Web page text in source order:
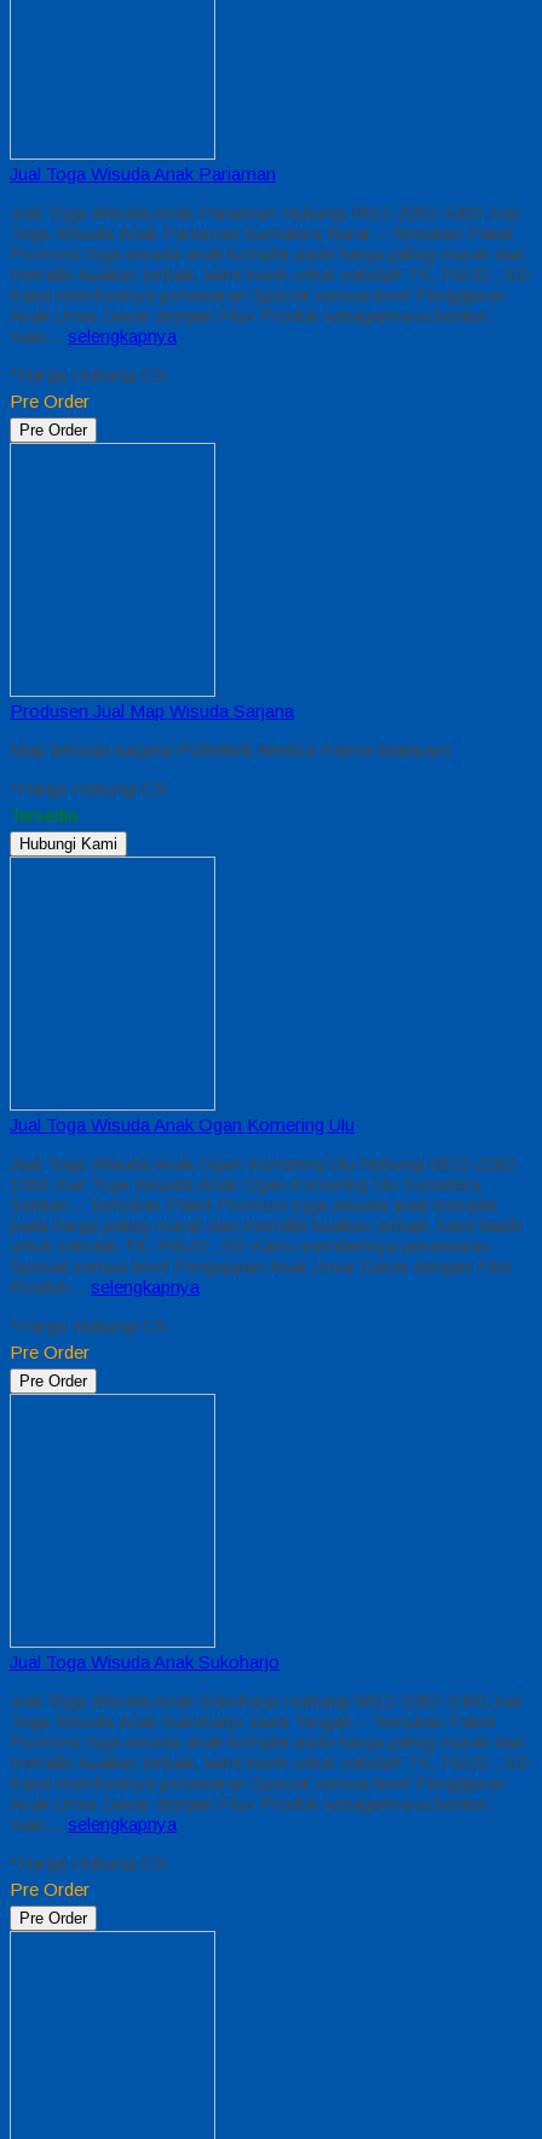
Jual Toga Wisuda Anak Pariaman
Jual Toga Wisuda Anak Pariaman Hubungi 0812-2282-1060 Jual
Toga Wisuda Anak Pariaman Sumatera Barat – Temukan Paket
Promosi toga wisuda anak komplet pada harga paling murah dan
memiliki kualitas terbaik, kami kasih untuk sekolah TK, PAUD , SD
Kami memberinya penawaran Special semua level Pengajaran
Anak Umur Dasar dengan Fitur Produk sebagaimana berikut :
Kain… selengkapnya
*Harga Hubungi CS
Pre Order
Pre Order
Produsen Jual Map Wisuda Sarjana
Map Wisuda sarjana Politeknik Medica Farma Mataram
*Harga Hubungi CS
Tersedia
Hubungi Kami
Jual Toga Wisuda Anak Ogan Komering Ulu
Jual Toga Wisuda Anak Ogan Komering Ulu Hubungi 0812-2282-
1060 Jual Toga Wisuda Anak Ogan Komering Ulu Sumatera
Selatan – Temukan Paket Promosi toga wisuda anak komplet
pada harga paling murah dan memiliki kualitas terbaik, kami kasih
untuk sekolah TK, PAUD , SD Kami memberinya penawaran
Special semua level Pengajaran Anak Umur Dasar dengan Fitur
Produk… selengkapnya
*Harga Hubungi CS
Pre Order
Pre Order
Jual Toga Wisuda Anak Sukoharjo
Jual Toga Wisuda Anak Sukoharjo Hubungi 0812-2282-1060 Jual
Toga Wisuda Anak Sukoharjo Jawa Tengah – Temukan Paket
Promosi toga wisuda anak komplet pada harga paling murah dan
memiliki kualitas terbaik, kami kasih untuk sekolah TK, PAUD , SD
Kami memberinya penawaran Special semua level Pengajaran
Anak Umur Dasar dengan Fitur Produk sebagaimana berikut :
Kain… selengkapnya
*Harga Hubungi CS
Pre Order
Pre Order